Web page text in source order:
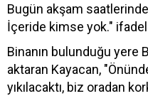
Bugün akşam
İçeride kimse yok."
Binanın bulunduğu yere
aktaran Kayacan,
yıkılacaktı, biz oradan